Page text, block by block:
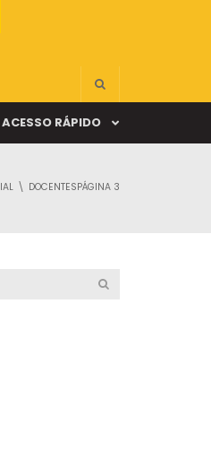
ACESSO RÁPIDO
DOCENTESPÁGINA 3